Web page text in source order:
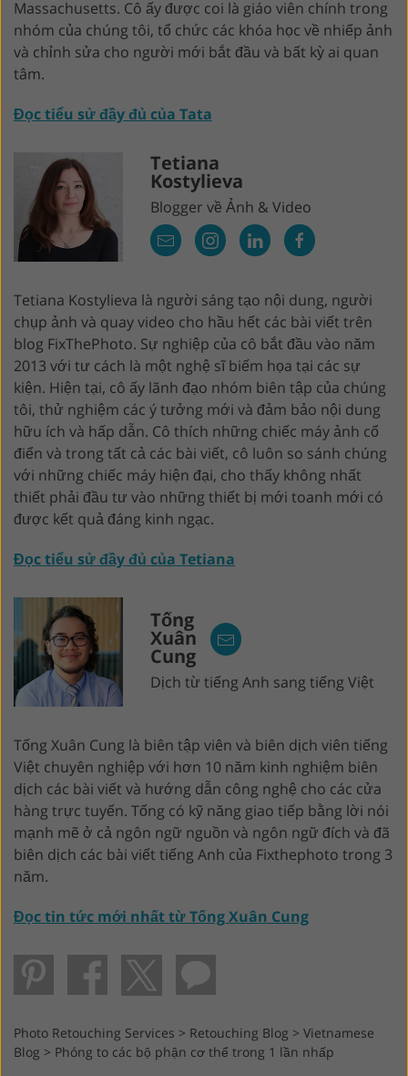
Massachusetts. Cô ấy được coi là giáo viên chính trong
nhóm của chúng tôi, tổ chức các khóa học về nhiếp ảnh
và chỉnh sửa cho người mới bắt đầu và bất kỳ ai quan
tâm.
Đọc tiểu sử đầy đủ của Tata
Tetiana
Kostylieva
Blogger về Ảnh & Video
Tetiana Kostylieva là người sáng tạo nội dung, người
chụp ảnh và quay video cho hầu hết các bài viết trên
blog FixThePhoto. Sự nghiệp của cô bắt đầu vào năm
2013 với tư cách là một nghệ sĩ biếm họa tại các sự
kiện. Hiện tại, cô ấy lãnh đạo nhóm biên tập của chúng
tôi, thử nghiệm các ý tưởng mới và đảm bảo nội dung
hữu ích và hấp dẫn. Cô thích những chiếc máy ảnh cổ
điển và trong tất cả các bài viết, cô luôn so sánh chúng
với những chiếc máy hiện đại, cho thấy không nhất
thiết phải đầu tư vào những thiết bị mới toanh mới có
được kết quả đáng kinh ngạc.
Đọc tiểu sử đầy đủ của Tetiana
Tống
Xuân
Cung
Dịch từ tiếng Anh sang tiếng Việt
Tống Xuân Cung là biên tập viên và biên dịch viên tiếng
Việt chuyên nghiệp với hơn 10 năm kinh nghiệm biên
dịch các bài viết và hướng dẫn công nghệ cho các cửa
hàng trực tuyến. Tống có kỹ năng giao tiếp bằng lời nói
mạnh mẽ ở cả ngôn ngữ nguồn và ngôn ngữ đích và đã
biên dịch các bài viết tiếng Anh của Fixthephoto trong 3
năm.
Đọc tin tức mới nhất từ ​​Tống Xuân Cung
Photo Retouching Services > Retouching Blog > Vietnamese
Blog > Phóng to các bộ phận cơ thể trong 1 lần nhấp